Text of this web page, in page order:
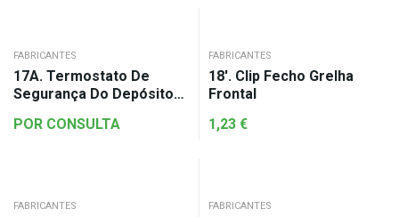
FABRICANTES
17A. Termostato De
Segurança Do Depósito
POR CONSULTA
FABRICANTES
18′. Clip Fecho Grelha
Frontal
1,23 €
FABRICANTES FABRICANTES